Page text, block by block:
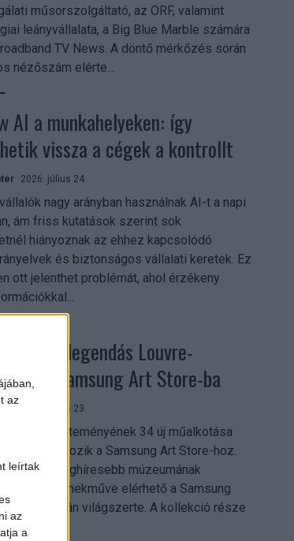
az
leírtak
az
a
műsorszolgáltató, az ORF, valamint
leányvállalata, a Big Blue Marble számára
TV News. A döntő mérkőzés során
nézőszám elérte...
AI a munkahelyeken: így
vissza a cégek a kontrollt
2026. július 24.
nagy arányban használnak AI-t a napi
ám friss kutatások szerint sok
hiányoznak az ehhez kapcsolódó
és biztonságos vállalati keretek. Ez
ott jelenthet problémát, ahol érzékeny
a legendás Louvre-
a Samsung Art Store-ba
2026. július 23.
gyűjteményének 34 új műalkotása
csatlakozik a Samsung Art Store-hoz.
egyik leghíresebb múzeumának
már 51 remekműve elérhető a Samsung
platformján világszerte. A kollekció része